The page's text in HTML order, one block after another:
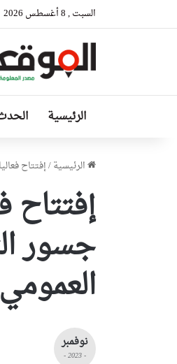
السبت , 8 أغسطس 2026
الرئيسية
الرئيسية/إفتتاح
إفتتاح
جسور
نوفمبر
- 2023 -